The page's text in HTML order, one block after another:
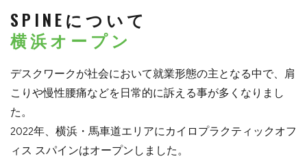
SPINEについて
横浜オープン
デスクワークが社会において就業形態の主となる中で、肩
こりや慢性腰痛などを日常的に訴える事が多くなりまし
た。
2022年、横浜・馬車道エリアにカイロプラクティックオフ
ィス スパインはオープンしました。